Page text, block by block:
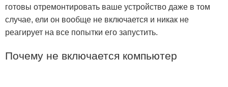
готовы отремонтировать ваше устройство даже в том
случае, ели он вообще не включается и никак не
реагирует на все попытки его запустить.
Почему не включается компьютер